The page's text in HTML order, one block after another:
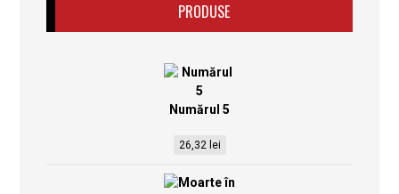
PRODUSE
Numărul 5
26,32 lei